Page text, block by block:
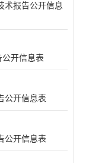
术报告公开信息
开信息表
公开信息表
公开信息表